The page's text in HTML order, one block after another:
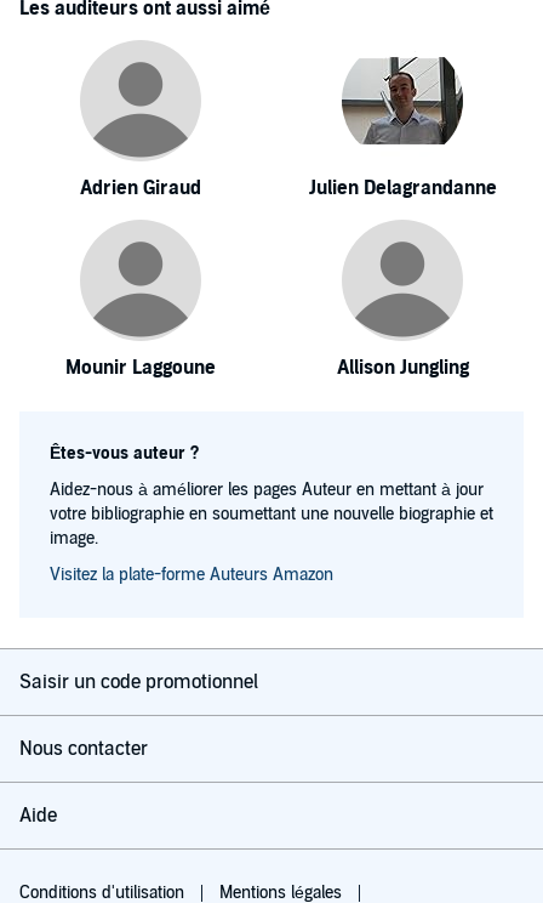
Les auditeurs ont aussi aimé
Adrien Giraud Julien Delagrandanne
Mounir Laggoune Allison Jungling
Êtes-vous auteur ?
Aidez-nous à améliorer les pages Auteur en mettant à jour
votre bibliographie en soumettant une nouvelle biographie et
image.
Visitez la plate-forme Auteurs Amazon
Saisir un code promotionnel
Nous contacter
Aide
Conditions d'utilisation Mentions légales